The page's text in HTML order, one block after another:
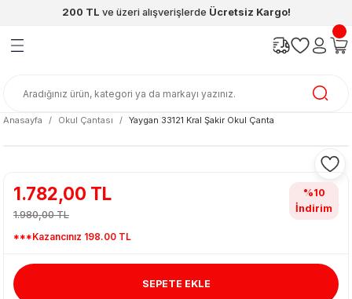
200 TL ve üzeri alışverişlerde Ücretsiz Kargo!
Geri Dön
Geri Dön
& Matara
Geri Dön
Geri Dön
Geri Dön
Geri Dön
Anasayfa
Okul Çantası Yaygan 33121 Kral Şakir Okul Çanta
1.782,00 TL
1.980,00 TL
***Kazancınız 198.00 TL
%10
İndirim
SEPETE EKLE